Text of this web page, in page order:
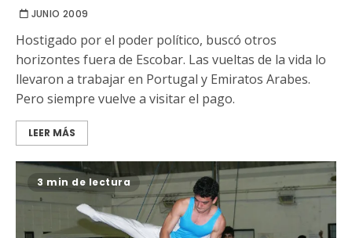
JUNIO 2009
Hostigado por el poder político, buscó otros
horizontes fuera de Escobar. Las vueltas de la vida lo
llevaron a trabajar en Portugal y Emiratos Arabes.
Pero siempre vuelve a visitar el pago.
LEER MÁS
3 min de lectura